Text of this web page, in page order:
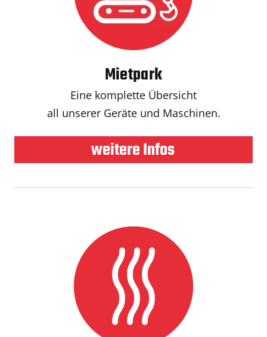
Mietpark
Eine komplette Übersicht
all unserer Geräte und Maschinen.
weitere Infos